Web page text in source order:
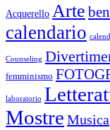
Acquerello Arte
calendario
Counseling
femminismo
laboratorio
Mostre Musica